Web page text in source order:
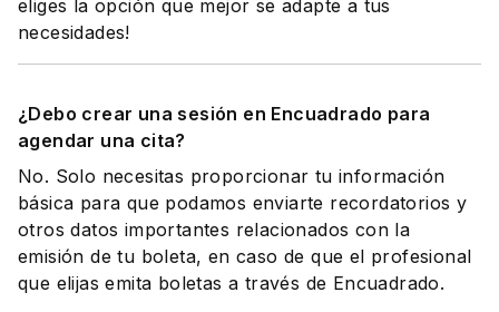
eliges la opción que mejor se adapte a tus
necesidades!
¿Debo crear una sesión en Encuadrado para
agendar una cita?
No. Solo necesitas proporcionar tu información
básica para que podamos enviarte recordatorios y
otros datos importantes relacionados con la
emisión de tu boleta, en caso de que el profesional
que elijas emita boletas a través de Encuadrado.